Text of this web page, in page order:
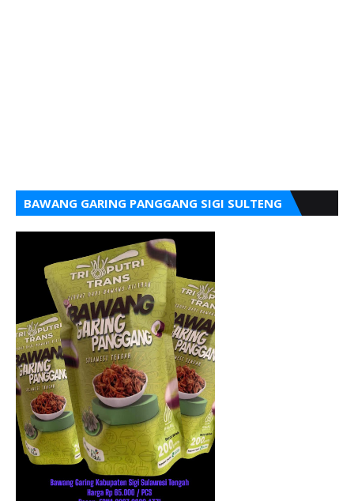
BAWANG GARING PANGGANG SIGI SULTENG